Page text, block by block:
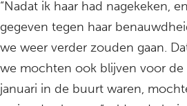
“Nadat ik haar had nagekeken,
gegeven tegen haar
we weer verder zouden gaan.
we mochten ook blijven voor de
januari in de buurt waren,